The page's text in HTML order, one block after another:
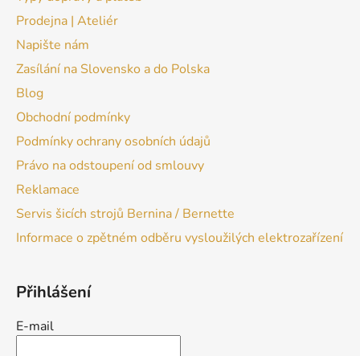
Prodejna | Ateliér
Napište nám
Zasílání na Slovensko a do Polska
Blog
Obchodní podmínky
Podmínky ochrany osobních údajů
Právo na odstoupení od smlouvy
Reklamace
Servis šicích strojů Bernina / Bernette
Informace o zpětném odběru vysloužilých elektrozařízení
Přihlášení
E-mail